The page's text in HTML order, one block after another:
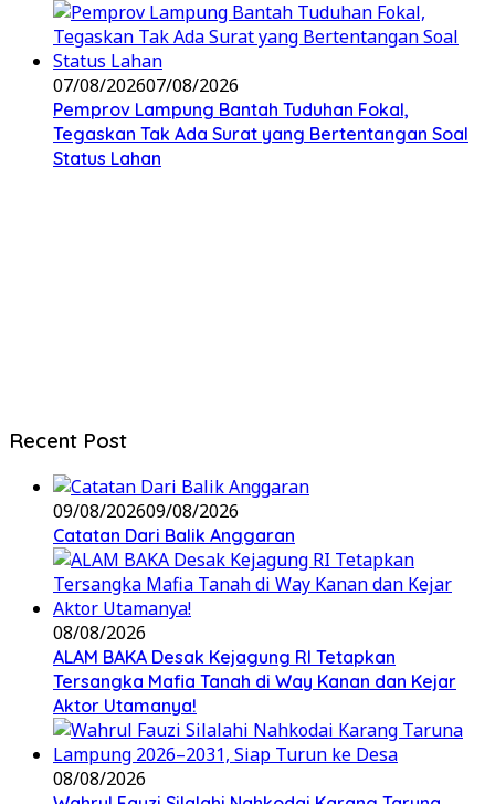
07/08/202607/08/2026
Pemprov Lampung Bantah Tuduhan Fokal,
Tegaskan Tak Ada Surat yang Bertentangan Soal
Status Lahan
Recent Post
09/08/202609/08/2026
Catatan Dari Balik Anggaran
08/08/2026
ALAM BAKA Desak Kejagung RI Tetapkan
Tersangka Mafia Tanah di Way Kanan dan Kejar
Aktor Utamanya!
08/08/2026